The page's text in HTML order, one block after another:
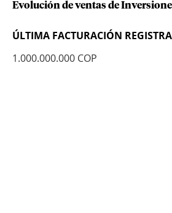
Evolución de ventas de
ÚLTIMA FACTURACIÓN
1.000.000.000 COP